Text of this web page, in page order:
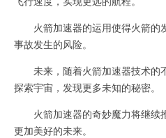
火箭加速器的运用使得火箭的
事故发生的风险。
未来，随着火箭加速器技术的
探索宇宙，发现更多未知的秘密。
火箭加速器的奇妙魔力将继续
更加美好的未来。